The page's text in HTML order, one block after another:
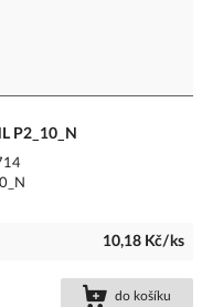
P2_10_N
10,18 Kč/ks
do košíku